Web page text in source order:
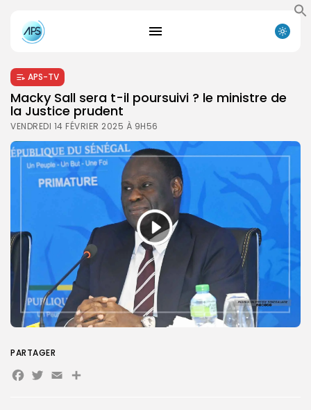
Search
APS-TV
Macky Sall sera t-il poursuivi ? le ministre de
la Justice prudent
VENDREDI 14 FÉVRIER 2025 À 9H56
PARTAGER
Facebook
Twitter
EmailPartager